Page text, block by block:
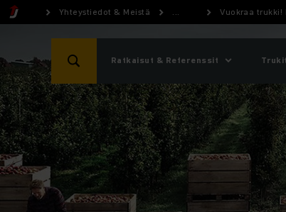
Yhteystiedot & Meistä ... Vuokraa trukki!
Ratkaisut & Referenssit